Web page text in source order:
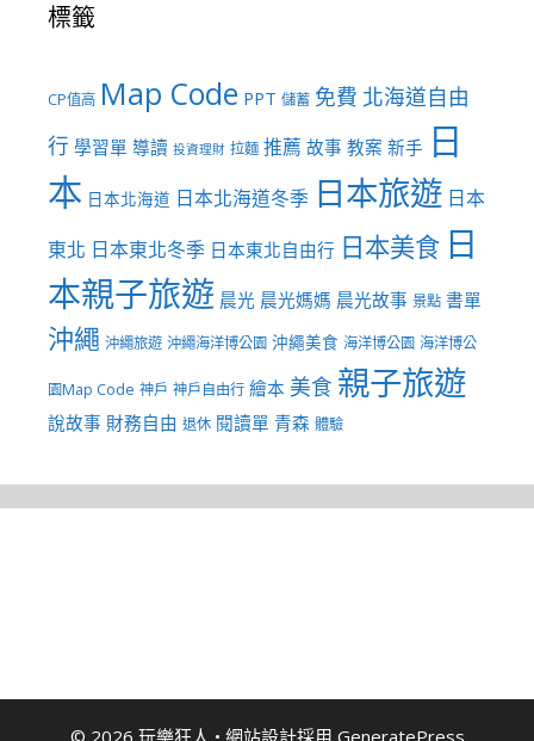
標籤
CP值高 Map Code PPT 儲蓄 免費 北海道自由
行 學習單 導讀 投資理財 拉麵 推薦 故事 教案 新手 日
本 日本北海道 日本北海道冬季 日本旅遊 日本
東北 日本東北冬季 日本東北自由行 日本美食 日
本親子旅遊 晨光 晨光媽媽 晨光故事 景點 書單
沖繩 沖繩旅遊 沖繩海洋博公園 沖繩美食 海洋博公園 海洋博公
園Map Code 神戶 神戶自由行 繪本 美食 親子旅遊
說故事 財務自由 退休 閱讀單 青森 體驗